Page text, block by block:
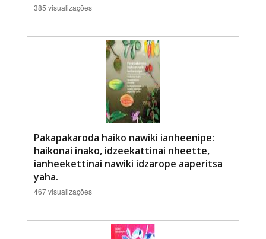
385 visualizações
Pakapakaroda haiko nawiki ianheenipe:
haikonai inako, idzeekattinai nheette,
ianheekettinai nawiki idzarope aaperitsa
yaha.
467 visualizações